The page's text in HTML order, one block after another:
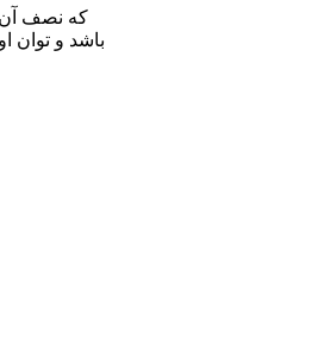
که نصف آن
باشد و توان